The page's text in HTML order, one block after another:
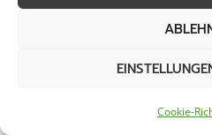
Cookie-
Objektpflege in